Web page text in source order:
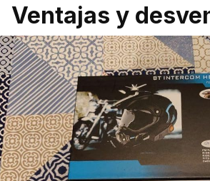
Ventajas y